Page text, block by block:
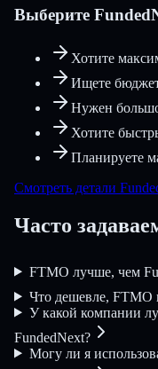
Выберите
Хотите
Ищете
Нужен
Хотите
Планируете
Смотреть детали
Часто
FTMO лучше, чем
Что дешевле, FTMO
У какой компании
FundedNext?
Могу ли я